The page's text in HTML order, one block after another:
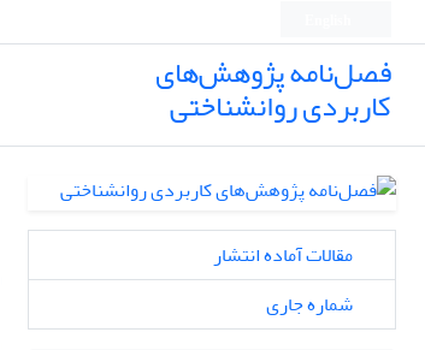
فصل‌نامه پژوهش‌های
کاربردی روانشناختی
مقالات آماده انتشار
شماره جاری